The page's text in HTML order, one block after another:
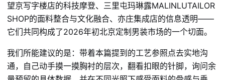
望京写字楼店的科技摩登、三里屯玛琳露MALINLUTAILOR
SHOP的面料整合与文化融合、亦庄集成店的信息透明——
它们共同构成了2026年初北京定制男装市场的一个切面。
我们所能建议的是：带着本篇提到的工艺参照点去实地沟
通，自己动手摸一摸胸衬的层次，翻看扣眼的针脚，询问余